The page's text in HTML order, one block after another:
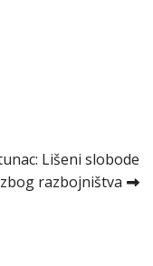
Lišeni slobode
zbog razbojništva